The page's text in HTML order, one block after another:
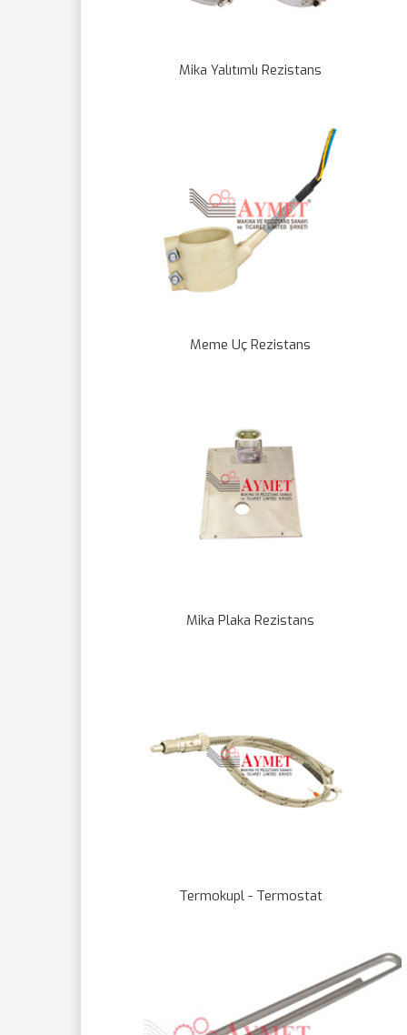
Mika Yalıtımlı Rezistans
Meme Uç Rezistans
Mika Plaka Rezistans
Termokupl - Termostat